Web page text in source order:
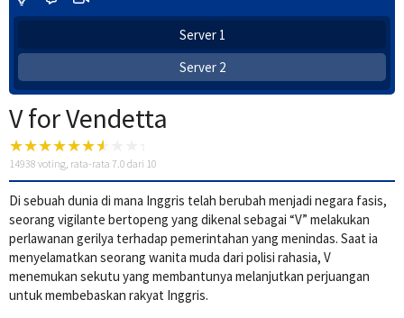
Server 1
Server 2
V for Vendetta
14938 voting, rata-rata 7.0 dari 10
Di sebuah dunia di mana Inggris telah berubah menjadi negara fasis,
seorang vigilante bertopeng yang dikenal sebagai “V” melakukan
perlawanan gerilya terhadap pemerintahan yang menindas. Saat ia
menyelamatkan seorang wanita muda dari polisi rahasia, V
menemukan sekutu yang membantunya melanjutkan perjuangan
untuk membebaskan rakyat Inggris.